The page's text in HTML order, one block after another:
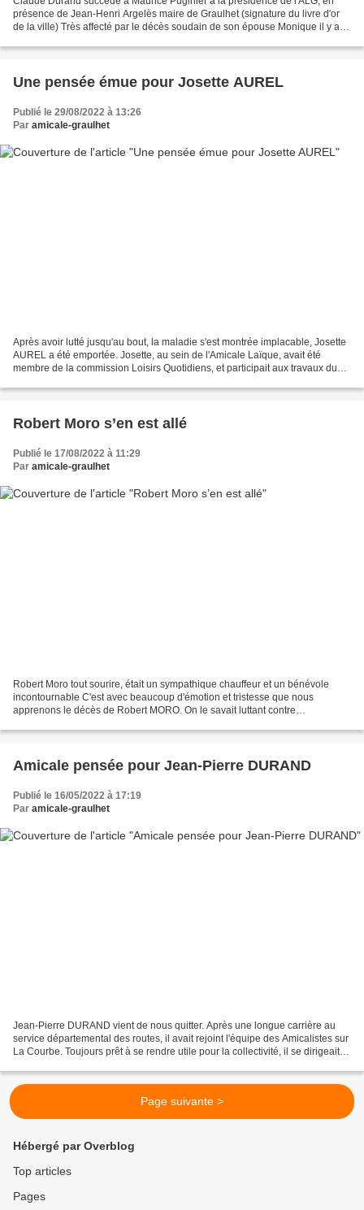
présence de Jean-Henri Argelès maire de Graulhet (signature du livre d'or
de la ville) Très affecté par le décès soudain de son épouse Monique il y a
Une pensée émue pour Josette AUREL
Publié le 29/08/2022 à 13:26
Par amicale-graulhet
Après avoir lutté jusqu'au bout, la maladie s'est montrée implacable, Josette
AUREL a été emportée. Josette, au sein de l'Amicale Laïque, avait été
membre de la commission Loisirs Quotidiens, et participait aux travaux du
Robert Moro s’en est allé
Publié le 17/08/2022 à 11:29
Par amicale-graulhet
Robert Moro tout sourire, était un sympathique chauffeur et un bénévole
incontournable C'est avec beaucoup d'émotion et tristesse que nous
apprenons le décès de Robert MORO. On le savait luttant contre
Amicale pensée pour Jean-Pierre DURAND
Publié le 16/05/2022 à 17:19
Par amicale-graulhet
Jean-Pierre DURAND vient de nous quitter. Après une longue carrière au
service départemental des routes, il avait rejoint l'équipe des Amicalistes sur
La Courbe. Toujours prêt à se rendre utile pour la collectivité, il se dirigeait
Page suivante >
Hébergé par Overblog
Top articles
Pages